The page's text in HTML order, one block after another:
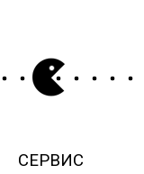
СЕРВИС